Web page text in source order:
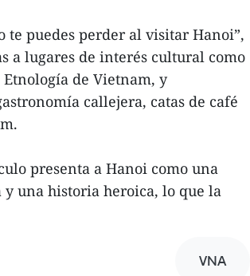
te puedes perder al visitar Hanoi”,
a lugares de interés cultural como
de Vietnam, y
callejera, catas de café
presenta a Hanoi como una
una historia heroica, lo que la
VNA